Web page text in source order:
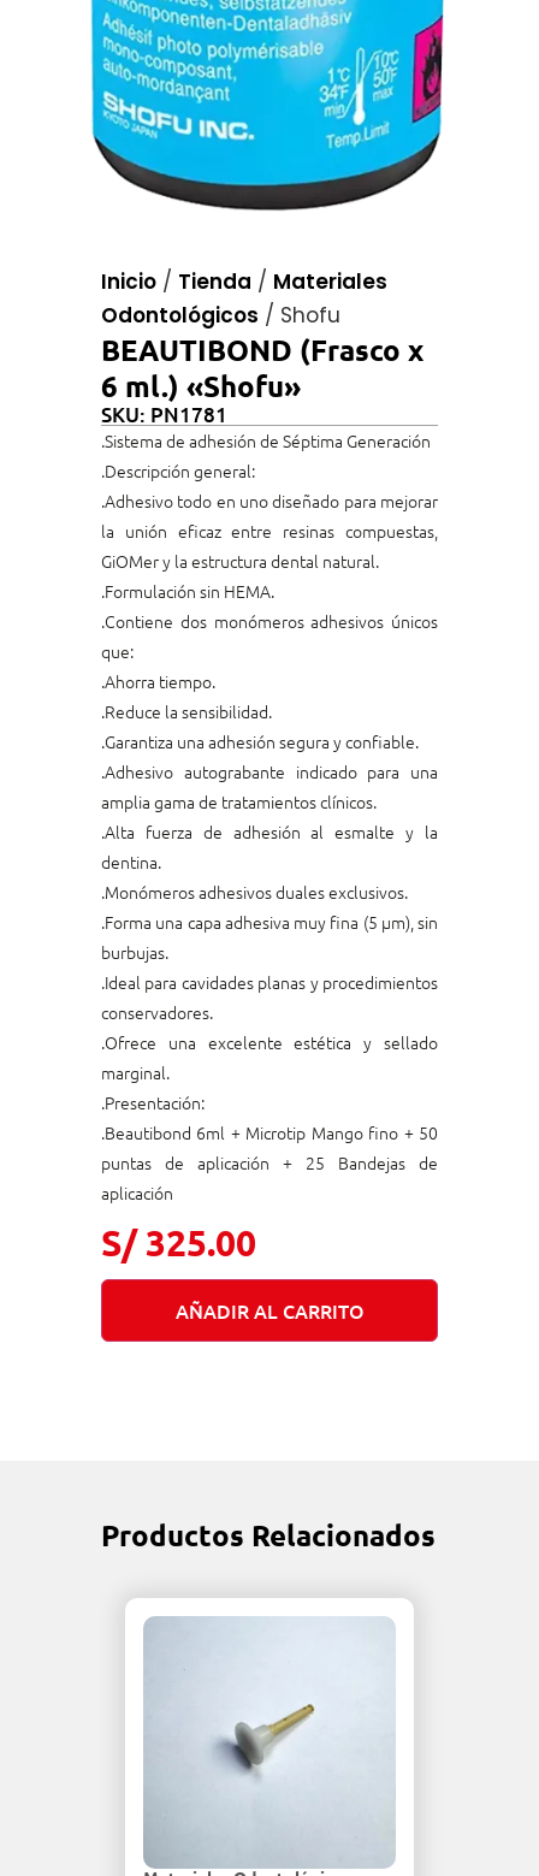
Inicio / Tienda / Materiales
Odontológicos / Shofu
BEAUTIBOND (Frasco x
6 ml.) «Shofu»
SKU: PN1781
.Sistema de adhesión de Séptima Generación
.Descripción general:
.Adhesivo todo en uno diseñado para mejorar
la unión eficaz entre resinas compuestas,
GiOMer y la estructura dental natural.
.Formulación sin HEMA.
.Contiene dos monómeros adhesivos únicos
que:
.Ahorra tiempo.
.Reduce la sensibilidad.
.Garantiza una adhesión segura y confiable.
.Adhesivo autograbante indicado para una
amplia gama de tratamientos clínicos.
.Alta fuerza de adhesión al esmalte y la
dentina.
.Monómeros adhesivos duales exclusivos.
.Forma una capa adhesiva muy fina (5 μm), sin
burbujas.
.Ideal para cavidades planas y procedimientos
conservadores.
.Ofrece una excelente estética y sellado
marginal.
.Presentación:
.Beautibond 6ml + Microtip Mango fino + 50
puntas de aplicación + 25 Bandejas de
aplicación
S/325.00
AÑADIR AL CARRITO
Productos Relacionados